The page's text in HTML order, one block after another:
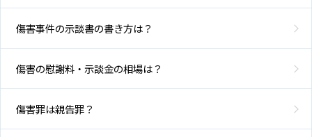
傷害事件の示談書の書き方は？
傷害の慰謝料・示談金の相場は？
傷害罪は親告罪？